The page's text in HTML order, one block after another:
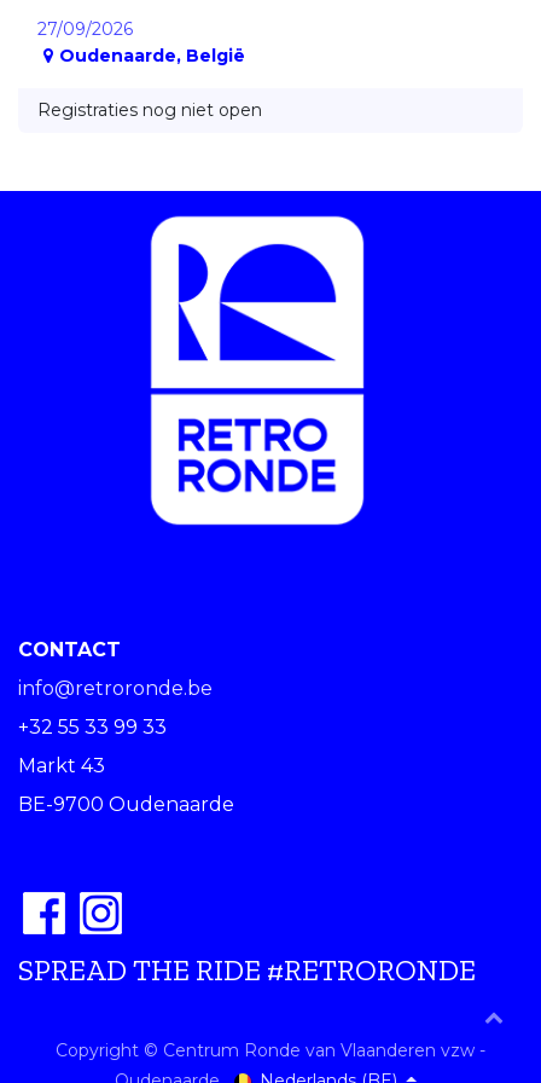
27/09/2026
Oudenaarde, België
Registraties nog niet open
CONTACT
info@retroronde.be
+32 55 33 99 33
Markt 43
BE-9700 Oudenaarde
SPREAD THE RIDE #RETRORONDE
Copyright © Centrum Ronde van Vlaanderen vzw -